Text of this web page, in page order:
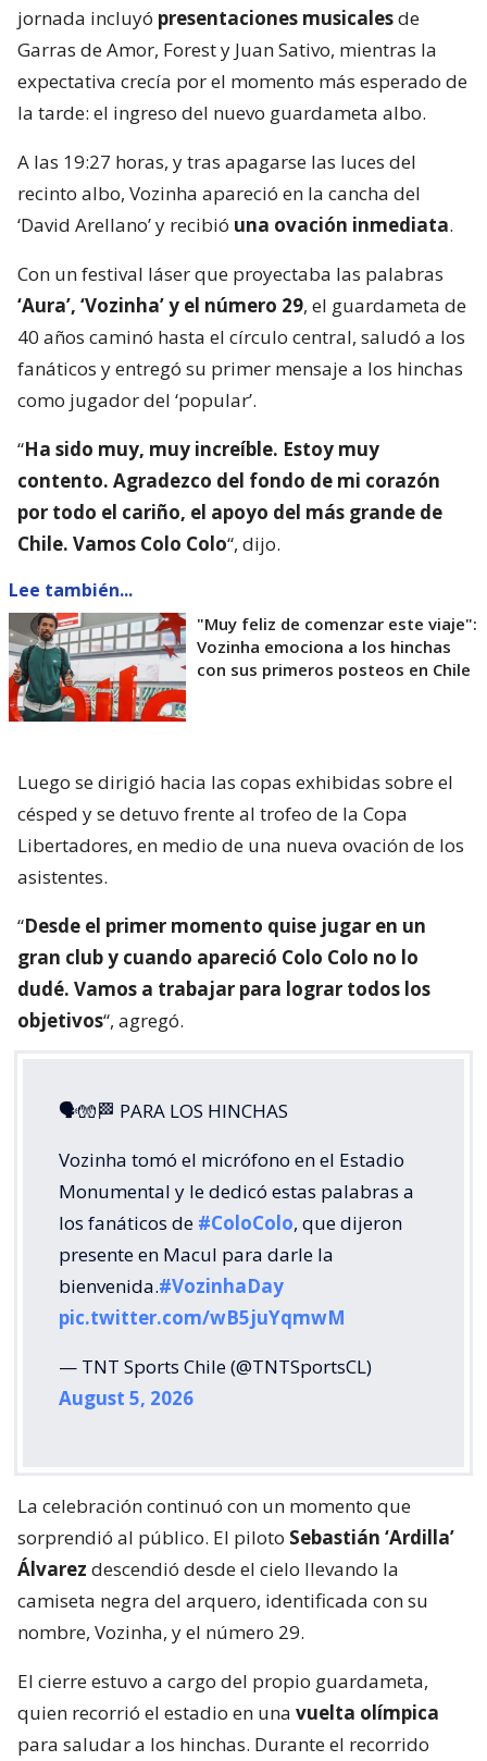
jornada incluyó presentaciones musicalesde
Garras de Amor, Forest y Juan Sativo, mientras la
expectativa crecía por el momento más esperado de
la tarde: el ingreso del nuevo guardameta albo.
A las 19:27 horas, y tras apagarse las luces del
recinto albo, Vozinha apareció en la cancha del
‘David Arellano’ y recibió una ovación inmediata.
Con un festival láser que proyectaba las palabras
‘Aura’, ‘Vozinha’ y el número 29, el guardameta de
40 años caminó hasta el círculo central, saludó a los
fanáticos y entregó su primer mensaje a los hinchas
como jugador del ‘popular’.
“Ha sido muy, muy increíble. Estoy muy
contento. Agradezco del fondo de mi corazón
por todo el cariño, el apoyo del más grande de
Chile. Vamos Colo Colo“, dijo.
Lee también...
"Muy feliz de comenzar este viaje":
Vozinha emociona a los hinchas
con sus primeros posteos en Chile
Luego se dirigió hacia las copas exhibidas sobre el
césped y se detuvo frente al trofeo de la Copa
Libertadores, en medio de una nueva ovación de los
asistentes.
“Desde el primer momento quise jugar en un
gran club y cuando apareció Colo Colo no lo
dudé. Vamos a trabajar para lograr todos los
objetivos“, agregó.
🗣🧤🏁 PARA LOS HINCHAS
Vozinha tomó el micrófono en el Estadio
Monumental y le dedicó estas palabras a
los fanáticos de #ColoColo, que dijeron
presente en Macul para darle la
bienvenida.#VozinhaDay
pic.twitter.com/wB5juYqmwM
— TNT Sports Chile (@TNTSportsCL)
August 5, 2026
La celebración continuó con un momento que
sorprendió al público. El piloto Sebastián ‘Ardilla’
Álvarez descendió desde el cielo llevando la
camiseta negra del arquero, identificada con su
nombre, Vozinha, y el número 29.
El cierre estuvo a cargo del propio guardameta,
quien recorrió el estadio en una vuelta olímpica
para saludar a los hinchas. Durante el recorrido